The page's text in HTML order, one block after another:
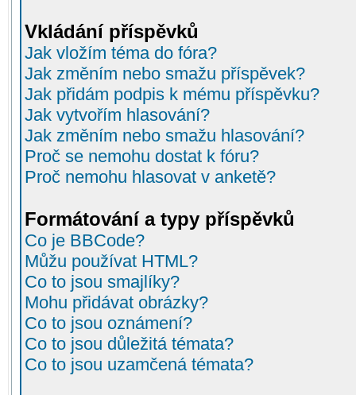
Vkládání příspěvků
Jak vložím téma do fóra?
Jak změním nebo smažu příspěvek?
Jak přidám podpis k mému příspěvku?
Jak vytvořím hlasování?
Jak změním nebo smažu hlasování?
Proč se nemohu dostat k fóru?
Proč nemohu hlasovat v anketě?
Formátování a typy příspěvků
Co je BBCode?
Můžu používat HTML?
Co to jsou smajlíky?
Mohu přidávat obrázky?
Co to jsou oznámení?
Co to jsou důležitá témata?
Co to jsou uzamčená témata?